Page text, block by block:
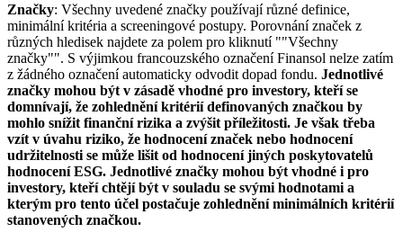
Značky: Všechny uvedené značky používají různé definice,
minimální kritéria a screeningové postupy. Porovnání značek z
různých hledisek najdete za polem pro kliknutí ""Všechny
značky"". S výjimkou francouzského označení Finansol nelze zatím
z žádného označení automaticky odvodit dopad fondu. Jednotlivé
značky mohou být v zásadě vhodné pro investory, kteří se
domnívají, že zohlednění kritérií definovaných značkou by
mohlo snížit finanční rizika a zvýšit příležitosti. Je však třeba
vzít v úvahu riziko, že hodnocení značek nebo hodnocení
udržitelnosti se může lišit od hodnocení jiných poskytovatelů
hodnocení ESG. Jednotlivé značky mohou být vhodné i pro
investory, kteří chtějí být v souladu se svými hodnotami a
kterým pro tento účel postačuje zohlednění minimálních kritérií
stanovených značkou.